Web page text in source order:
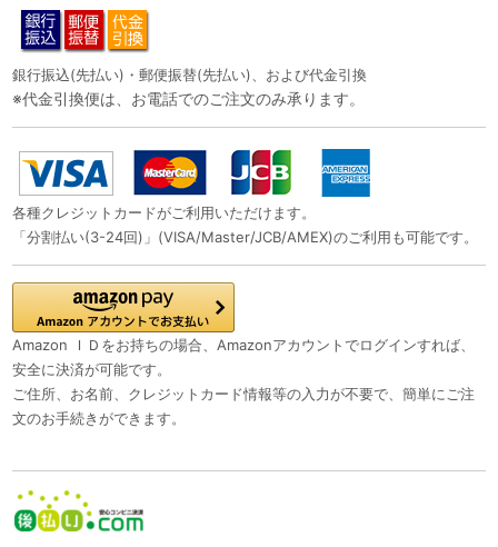
銀行振込(先払い)・郵便振替(先払い)、および代金引換
※代金引換便は、お電話でのご注文のみ承ります。
各種クレジットカードがご利用いただけます。
「分割払い(3-24回)」(VISA/Master/JCB/AMEX)のご利用も可能です。
Amazon ＩＤをお持ちの場合、Amazonアカウントでログインすれば、
安全に決済が可能です。
ご住所、お名前、クレジットカード情報等の入力が不要で、簡単にご注
文のお手続きができます。